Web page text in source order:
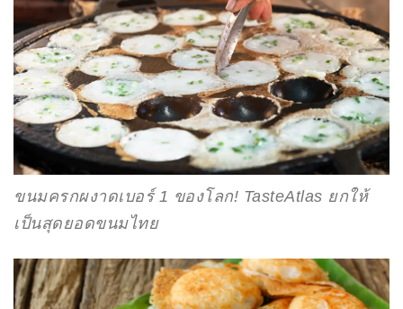
ขนมครกผงาดเบอร์ 1 ของโลก! TasteAtlas ยกให้
เป็นสุดยอดขนมไทย